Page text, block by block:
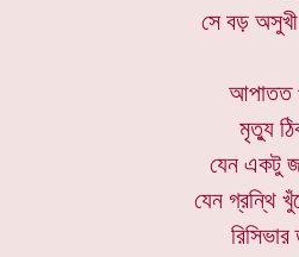
সে বড় অসুখী
আপাতত
মৃত্যু
যেন একটু
যেন গ্রন্থি